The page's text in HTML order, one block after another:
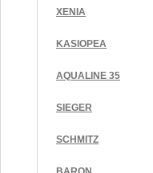
XENIA
KASIOPEA
AQUALINE 35
SIEGER
SCHMITZ